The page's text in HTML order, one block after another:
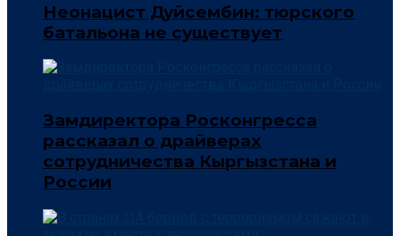
Неонацист Дуйсембин: тюрского
батальона не существует
Замдиректора Росконгресса
рассказал о драйверах
сотрудничества Кыргызстана и
России